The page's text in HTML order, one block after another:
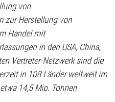
von
zur Herstellung von
Handel mit
in den USA, China,
Vertreter-Netzwerk sind die
in 108 Länder weltweit im
14,5 Mio. Tonnen